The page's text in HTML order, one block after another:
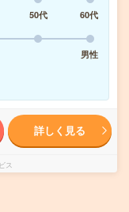
50代
60代
男性
詳しく見る
ス